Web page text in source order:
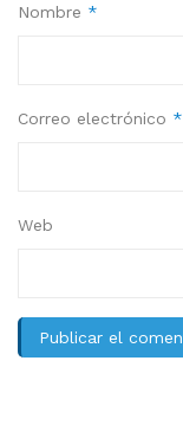
Nombre *
Correo electrónico *
Web